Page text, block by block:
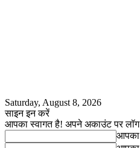
Saturday, August 8, 2026
साइन इन करें
आपका स्वागत है! अपने अकाउंट पर